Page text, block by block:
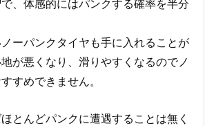
、体感的にはパンクする確率を半分
ーパンクタイヤも手に入れることが
が悪くなり、滑りやすくなるのでノ
すめできません。
とんどパンクに遭遇することは無く